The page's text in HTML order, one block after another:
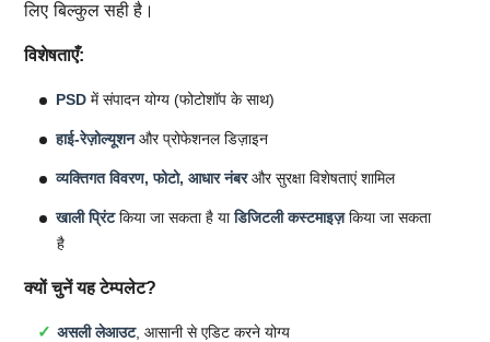
लिए बिल्कुल सही है।
विशेषताएँ:
PSD में संपादन योग्य (फोटोशॉप के साथ)
हाई-रेज़ोल्यूशनऔर प्रोफेशनल डिज़ाइन
व्यक्तिगत विवरण, फोटो, आधार नंबरऔर सुरक्षा विशेषताएं शामिल
खाली प्रिंटकिया जा सकता है याडिजिटली कस्टमाइज़किया जा सकता
है
क्यों चुनें यह टेम्पलेट?
असली लेआउट, आसानी से एडिट करने योग्य